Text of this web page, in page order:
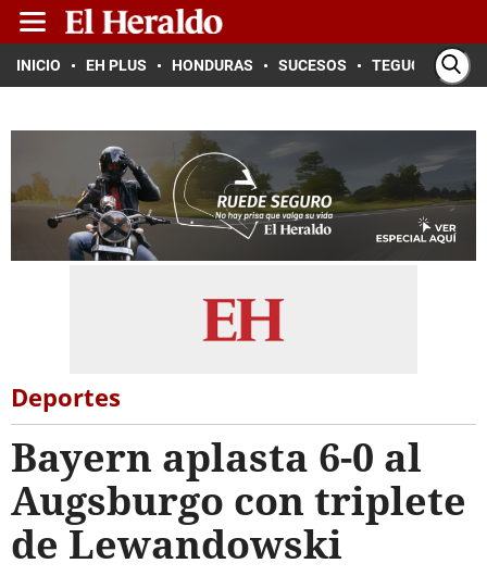
INICIO EH PLUS HONDURAS SUCESOS TEGUCIGALPA
Deportes
Bayern aplasta 6-0 al
Augsburgo con triplete
de Lewandowski